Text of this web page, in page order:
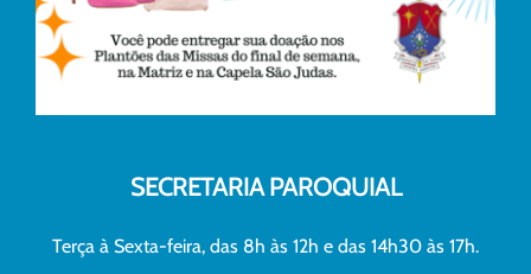
SECRETARIA PAROQUIAL
Terça à Sexta-feira, das 8h às 12h e das 14h30 às 17h.